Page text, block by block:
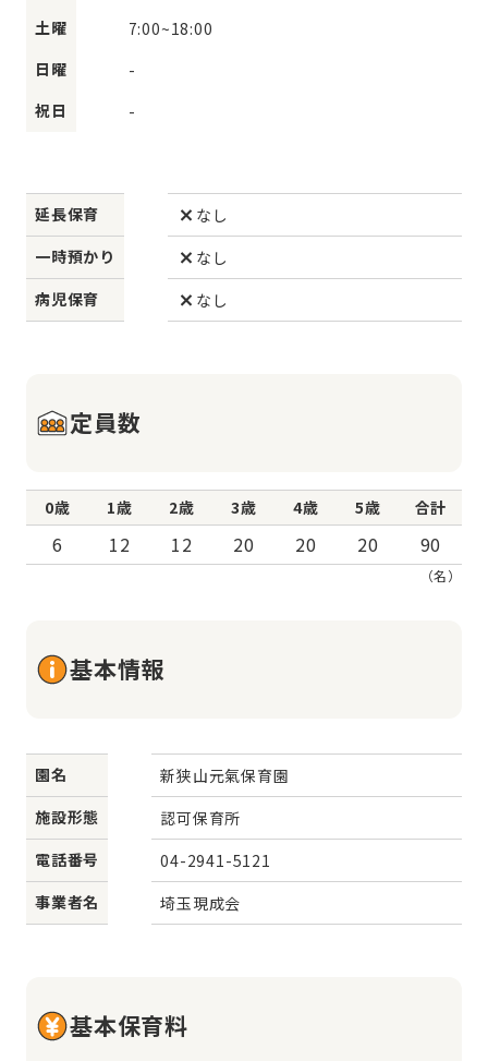
土曜
7:00~18:00
日曜
-
祝日
-
延長保育
なし
一時預かり
なし
病児保育
なし
定員数
0歳 1歳 2歳 3歳 4歳 5歳 合計
6 12 12 20 20 20 90
（名）
基本情報
園名
新狭山元氣保育園
施設形態
認可保育所
電話番号
04-2941-5121
事業者名
埼玉現成会
基本保育料